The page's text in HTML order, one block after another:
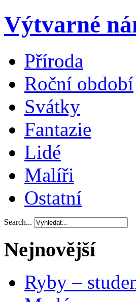
Výtvarné
Příroda
Roční období
Svátky
Fantazie
Lidé
Malíři
Ostatní
Search...
Nejnovější
Ryby –